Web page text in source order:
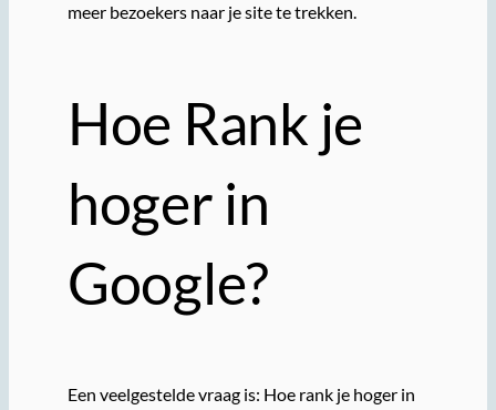
meer bezoekers naar je site te trekken.
Hoe Rank je
hoger in
Google?
Een veelgestelde vraag is: Hoe rank je hoger in